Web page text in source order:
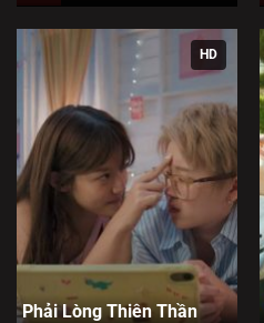
HD
Phải Lòng Thiên Thần